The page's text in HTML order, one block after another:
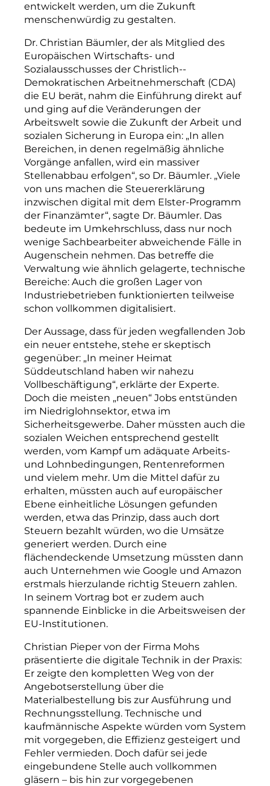
entwickelt werden, um die Zukunft
menschenwürdig zu gestalten.
Dr. Christian Bäumler, der als Mitglied des
Europäischen Wirtschafts- und
Sozialausschusses der Christlich-­
Demokratischen Arbeitnehmerschaft (CDA)
die EU berät, nahm die Einführung direkt auf
und ging auf die Veränderungen der
Arbeitswelt sowie die Zukunft der Arbeit und
sozialen Sicherung in Europa ein: „In allen
Bereichen, in denen regelmäßig ähnliche
Vorgänge anfallen, wird ein massiver
Stellenabbau erfolgen“, so Dr. Bäumler. „Viele
von uns machen die Steuererklärung
inzwischen digital mit dem Elster-Programm
der Finanzämter“, sagte Dr. Bäumler. Das
bedeute im Umkehrschluss, dass nur noch
wenige Sachbearbeiter abweichende Fälle in
Augenschein nehmen. Das betreffe die
Verwaltung wie ähnlich gelagerte, technische
Bereiche: Auch die großen Lager von
Industriebetrieben funktionierten teilweise
schon vollkommen digitalisiert.
Der Aussage, dass für jeden wegfallenden Job
ein neuer entstehe, stehe er skeptisch
gegenüber: „In meiner Heimat
Süddeutschland haben wir nahezu
Vollbeschäftigung“, erklärte der Experte.
Doch die meisten „neuen“ Jobs entstünden
im Niedriglohnsektor, etwa im
Sicherheitsgewerbe. Daher müssten auch die
sozialen Weichen entsprechend gestellt
werden, vom Kampf um adäquate Arbeits-
und Lohnbedingungen, Rentenreformen
und vielem mehr. Um die Mittel dafür zu
erhalten, müssten auch auf europäischer
Ebene einheitliche Lösungen gefunden
werden, etwa das Prinzip, dass auch dort
Steuern bezahlt würden, wo die Umsätze
generiert werden. Durch eine
flächendeckende Umsetzung müssten dann
auch Unternehmen wie Google und Amazon
erstmals hierzulande richtig Steuern zahlen.
In seinem Vortrag bot er zudem auch
spannende Einblicke in die Arbeitsweisen der
EU-­Institutionen.
Christian Pieper von der Firma Mohs
präsentierte die digitale Technik in der Praxis:
Er zeigte den kompletten Weg von der
Angebotserstellung über die
Materialbestellung bis zur Ausführung und
Rechnungsstellung. Technische und
kaufmännische Aspekte würden vom System
mit vorgegeben, die Effizienz gesteigert und
Fehler vermieden. Doch dafür sei jede
eingebundene Stelle auch vollkommen
gläsern – bis hin zur vorgegebenen